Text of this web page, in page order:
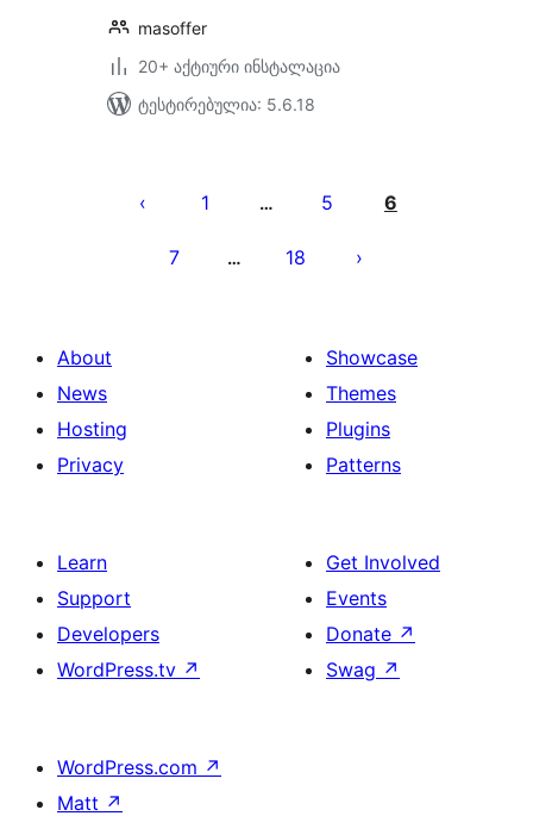
masoffer
20+ აქტიური ინსტალაცია
ტესტირებულია: 5.6.18
გვერდებათ
1 … 5 6
7 … 18
About
News
Hosting
Privacy
Showcase
Themes
Plugins
Patterns
Learn
Support
Developers
WordPress.tv ↗
Get Involved
Events
Donate ↗
Swag ↗
WordPress.com ↗
Matt ↗